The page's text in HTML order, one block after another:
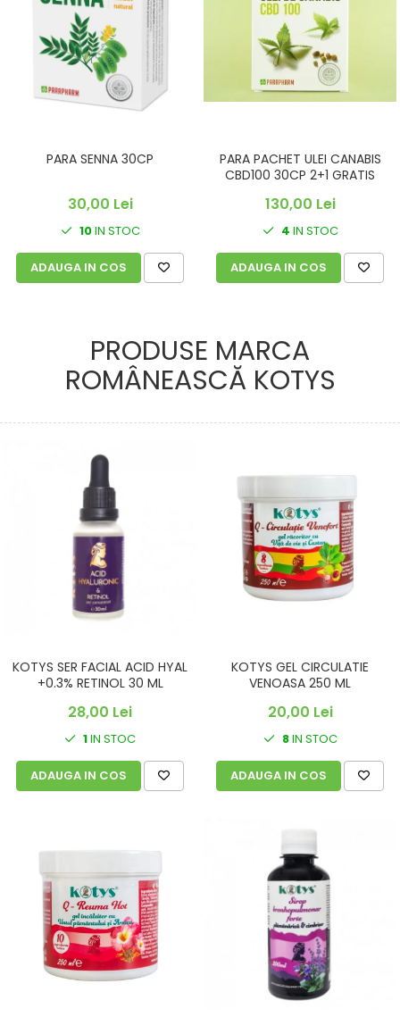
PARA SENNA 30CP
30,00 Lei
10IN STOC
ADAUGA IN COS
PARA PACHET ULEI CANABIS
CBD100 30CP 2+1 GRATIS
130,00 Lei
4 IN STOC
ADAUGA IN COS
PRODUSE MARCA
ROMÂNEASCĂ KOTYS
KOTYS SER FACIAL ACID HYAL
+0.3% RETINOL 30 ML
28,00 Lei
1IN STOC
ADAUGA IN COS
KOTYS GEL CIRCULATIE
VENOASA 250 ML
20,00 Lei
8IN STOC
ADAUGA IN COS